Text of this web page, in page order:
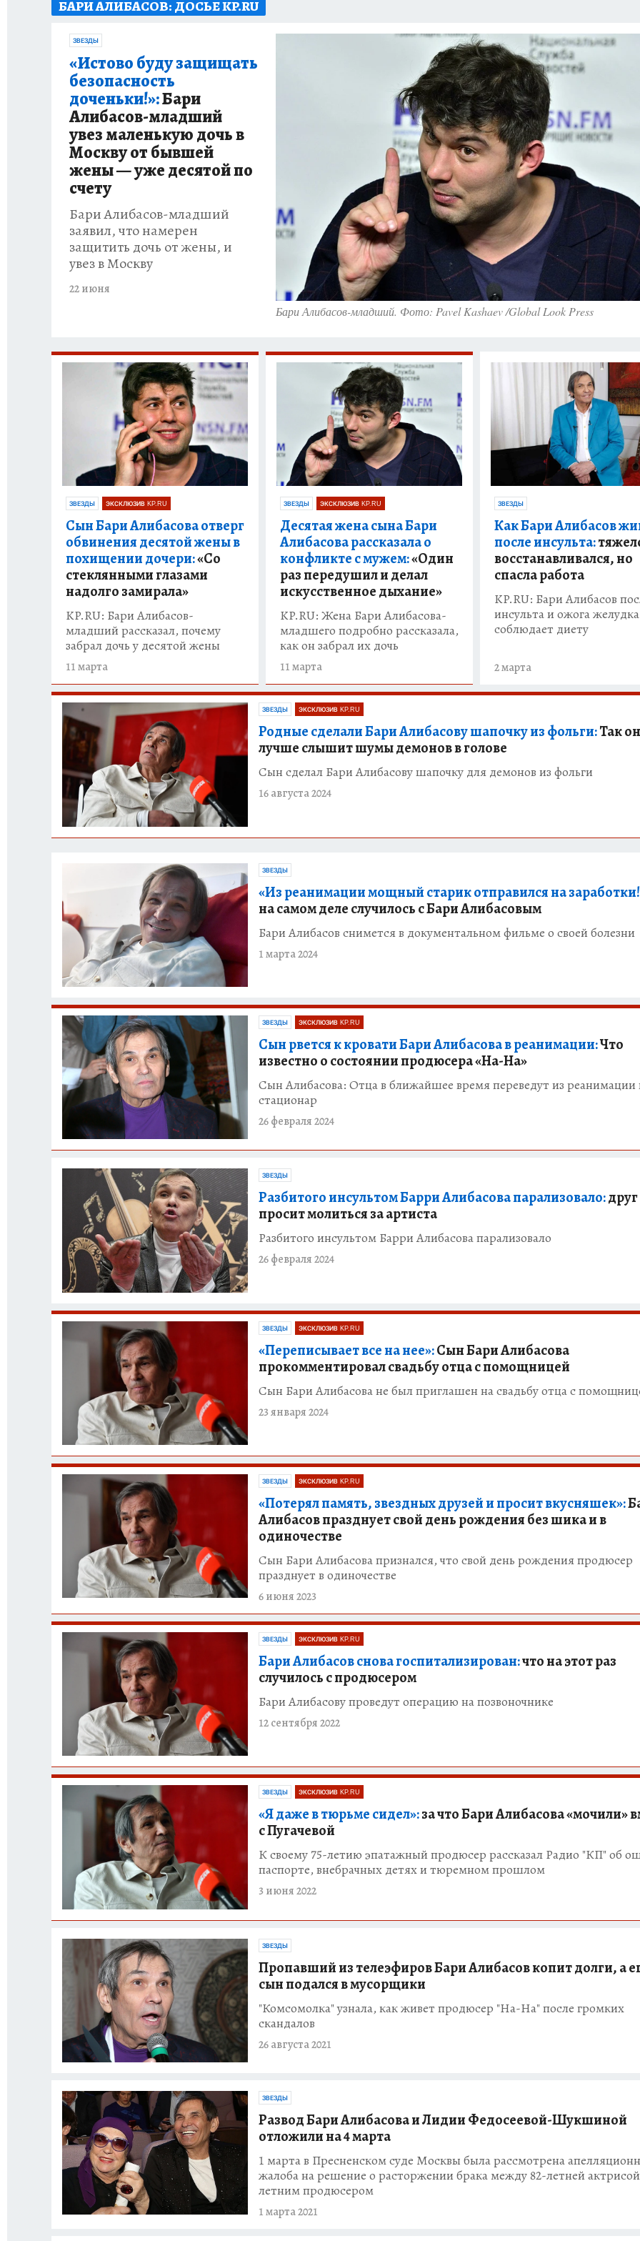
ИСПЫТАНО НА СЕБЕ
БАРИ АЛИБАСОВ: ДОСЬЕ KP.RU
Бари Алибасов-младший. Фото: Pavel Kashaev /Global Look Press
ЗВЕЗДЫ
«Истово буду защищать
безопасность
доченьки!»:Бари
Алибасов-младший
увез маленькую дочь в
Москву от бывшей
жены — уже десятой по
счету
Бари Алибасов-младший
заявил, что намерен
защитить дочь от жены, и
увез в Москву
22 июня
ЗВЕЗДЫ ЭКСКЛЮЗИВ KP.RU
Сын Бари Алибасова отверг
обвинения десятой жены в
похищении дочери:«Со
стеклянными глазами
надолго замирала»
KP.RU: Бари Алибасов-
младший рассказал, почему
забрал дочь у десятой жены
11 марта
ЗВЕЗДЫ ЭКСКЛЮЗИВ KP.RU
Десятая жена сына Бари
Алибасова рассказала о
конфликте с мужем:«Один
раз передушил и делал
искусственное дыхание»
KP.RU: Жена Бари Алибасова-
младшего подробно рассказала,
как он забрал их дочь
11 марта
ЗВЕЗДЫ
Как Бари Алибасов
после инсульта:
восстанавливался, но
спасла работа
KP.RU: Бари Алибасов
инсульта и ожога желудка
соблюдает диету
2 марта
ЗВЕЗДЫ ЭКСКЛЮЗИВ KP.RU
Родные сделали Бари Алибасову шапочку из фольги:Так он
лучше слышит шумы демонов в голове
Сын сделал Бари Алибасову шапочку для демонов из фольги
16 августа 2024
ЗВЕЗДЫ
«Из реанимации мощный старик отправился на
на самом деле случилось с Бари Алибасовым
Бари Алибасов снимется в документальном фильме о своей болезни
1 марта 2024
ЗВЕЗДЫ ЭКСКЛЮЗИВ KP.RU
Сын рвется к кровати Бари Алибасова в реанимации:Что
известно о состоянии продюсера «На-На»
Сын Алибасова: Отца в ближайшее время переведут из реанимации
стационар
26 февраля 2024
ЗВЕЗДЫ
Разбитого инсультом Барри Алибасова парализовало:друг
просит молиться за артиста
Разбитого инсультом Барри Алибасова парализовало
26 февраля 2024
ЗВЕЗДЫ ЭКСКЛЮЗИВ KP.RU
«Переписывает все на нее»:Сын Бари Алибасова
прокомментировал свадьбу отца с помощницей
Сын Бари Алибасова не был приглашен на свадьбу отца с
23 января 2024
ЗВЕЗДЫ ЭКСКЛЮЗИВ KP.RU
«Потерял память, звездных друзей и просит вкусняшек»:
Алибасов празднует свой день рождения без шика и в
одиночестве
Сын Бари Алибасова признался, что свой день рождения продюсер
празднует в одиночестве
6 июня 2023
ЗВЕЗДЫ ЭКСКЛЮЗИВ KP.RU
Бари Алибасов снова госпитализирован:что на этот раз
случилось с продюсером
Бари Алибасову проведут операцию на позвоночнике
12 сентября 2022
ЗВЕЗДЫ ЭКСКЛЮЗИВ KP.RU
«Я даже в тюрьме сидел»:за что Бари Алибасова «мочили»
с Пугачевой
К своему 75-летию эпатажный продюсер рассказал Радио "КП" об
паспорте, внебрачных детях и тюремном прошлом
3 июня 2022
ЗВЕЗДЫ
Пропавший из телеэфиров Бари Алибасов копит долги, а
сын подался в мусорщики
"Комсомолка" узнала, как живет продюсер "На-На" после громких
скандалов
26 августа 2021
ЗВЕЗДЫ
Развод Бари Алибасова и Лидии Федосеевой-Шукшиной
отложили на 4 марта
1 марта в Пресненском суде Москвы была рассмотрена
жалоба на решение о расторжении брака между 82-летней
летним продюсером
1 марта 2021